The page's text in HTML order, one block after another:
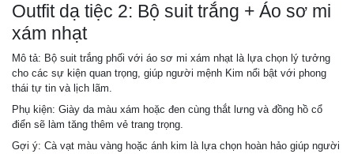
Outfit dạ tiệc 2: Bộ suit trắng + Áo sơ mi
xám nhạt
Mô tả: Bộ suit trắng phối với áo sơ mi xám nhạt là lựa chọn lý tưởng
cho các sự kiện quan trọng, giúp người mệnh Kim nổi bật với phong
thái tự tin và lịch lãm.
Phụ kiện: Giày da màu xám hoặc đen cùng thắt lưng và đồng hồ cổ
điển sẽ làm tăng thêm vẻ trang trọng.
Gợi ý: Cà vạt màu vàng hoặc ánh kim là lựa chọn hoàn hảo giúp người